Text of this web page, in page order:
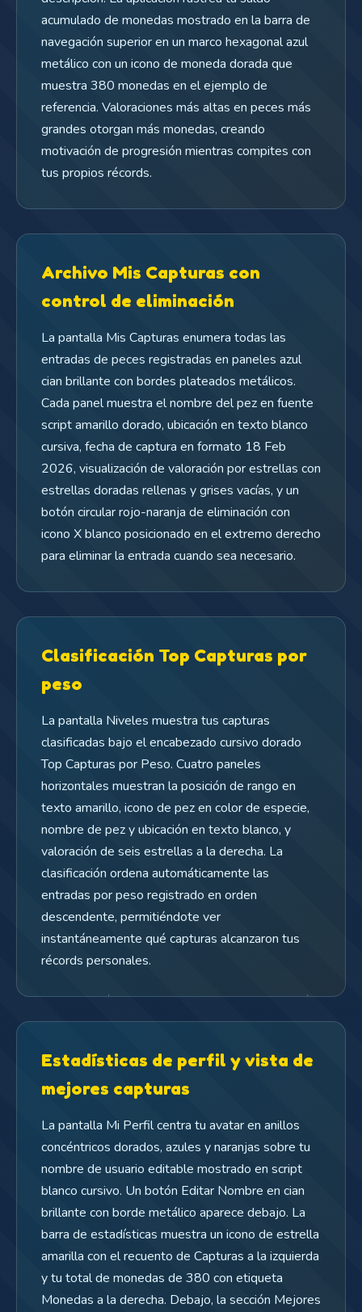
acumulado de monedas mostrado en la barra de
navegación superior en un marco hexagonal azul
metálico con un icono de moneda dorada que
muestra 380 monedas en el ejemplo de
referencia. Valoraciones más altas en peces más
grandes otorgan más monedas, creando
motivación de progresión mientras compites con
tus propios récords.
Archivo Mis Capturas con
control de eliminación
La pantalla Mis Capturas enumera todas las
entradas de peces registradas en paneles azul
cian brillante con bordes plateados metálicos.
Cada panel muestra el nombre del pez en fuente
script amarillo dorado, ubicación en texto blanco
cursiva, fecha de captura en formato 18 Feb
2026, visualización de valoración por estrellas con
estrellas doradas rellenas y grises vacías, y un
botón circular rojo-naranja de eliminación con
icono X blanco posicionado en el extremo derecho
para eliminar la entrada cuando sea necesario.
Clasificación Top Capturas por
peso
La pantalla Niveles muestra tus capturas
clasificadas bajo el encabezado cursivo dorado
Top Capturas por Peso. Cuatro paneles
horizontales muestran la posición de rango en
texto amarillo, icono de pez en color de especie,
nombre de pez y ubicación en texto blanco, y
valoración de seis estrellas a la derecha. La
clasificación ordena automáticamente las
entradas por peso registrado en orden
descendente, permitiéndote ver
instantáneamente qué capturas alcanzaron tus
récords personales.
Estadísticas de perfil y vista de
mejores capturas
La pantalla Mi Perfil centra tu avatar en anillos
concéntricos dorados, azules y naranjas sobre tu
nombre de usuario editable mostrado en script
blanco cursivo. Un botón Editar Nombre en cian
brillante con borde metálico aparece debajo. La
barra de estadísticas muestra un icono de estrella
amarilla con el recuento de Capturas a la izquierda
y tu total de monedas de 380 con etiqueta
Monedas a la derecha. Debajo, la sección Mejores